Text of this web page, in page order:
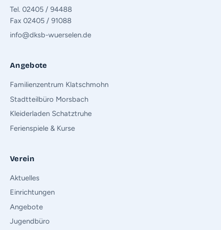
Tel. 02405 / 94488
Fax 02405 / 91088
info@dksb-wuerselen.de
Angebote
Familienzentrum Klatschmohn
Stadtteilbüro Morsbach
Kleiderladen Schatztruhe
Ferienspiele & Kurse
Verein
Aktuelles
Einrichtungen
Angebote
Jugendbüro